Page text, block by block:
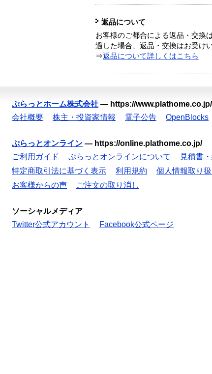
返品について
お客様のご都合による返品・交換
過した場合、返品・交換はお受け
⇒返品について詳しくはこちら
ぷらっとホーム株式会社 — https://www.plathome.co.jp/
会社概要
株主・投資家情報 電子公告 OpenBlocks
ぷらっとオンライン — https://online.plathome.co.jp/
ご利用ガイド
ぷらっとオンラインについて 見積書
特定商取引法に基づく表示
利用規約 個人情報取り
お客様からの声
ご注文の取り消し
ソーシャルメディア
Twitter公式アカウント
Facebook公式ページ